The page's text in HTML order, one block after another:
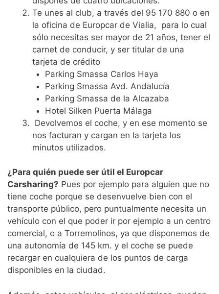
Te unes al club, a través del 95 170 880 o en
la oficina de Europcar de Vialia, para lo cual
sólo necesitas ser mayor de 21 años, tener el
carnet de conducir, y ser titular de una
tarjeta de crédito
Parking Smassa Carlos Haya
Parking Smassa Avd. Andalucía
Parking Smassa de la Alcazaba
Hotel Silken Puerta Málaga
Devolvemos el coche, y en ese momento se
nos facturan y cargan en la tarjeta los
minutos utilizados.
¿Para quién puede ser útil el Europcar
Carsharing? Pues por ejemplo para alguien que no
tiene coche porque se desenvuelve bien con el
transporte público, pero puntualmente necesita un
vehículo con el que poder ir por ejemplo a un centro
comercial, o a Torremolinos, ya que disponemos de
una autonomía de 145 km. y el coche se puede
recargar en cualquiera de los puntos de carga
disponibles en la ciudad.